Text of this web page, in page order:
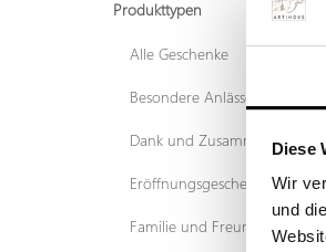
Diese
Wir
und
Produkttypen
Alle Geschenke
Besondere Anlässe
Dank und Zusammenarbeit
Eröffnungsgeschenke
Familie und Freunde